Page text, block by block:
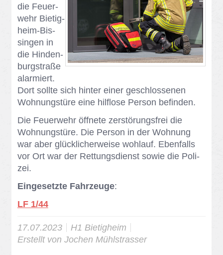
die Feu­er­
wehr Bie­tig­
heim-Bis­
sin­gen in
die Hin­den­
burg­stra­ße
alar­miert.
Dort soll­te sich hin­ter ei­ner ge­schlos­se­nen
Woh­nungs­tü­re eine hilf­lo­se Per­son be­fin­den.
Die Feu­er­wehr öff­ne­te zer­stö­rungs­frei die
Woh­nungs­tü­re. Die Per­son in der Woh­nung
war aber glück­li­cher­wei­se wohl­auf. Eben­falls
vor Ort war der Ret­tungs­dienst so­wie die Po­li­
zei.
Eingesetzte Fahrzeuge:
LF 1/44
17.07.2023
H1 Bie­tig­heim
Er­stellt von Jo­chen Mühl­stras­ser